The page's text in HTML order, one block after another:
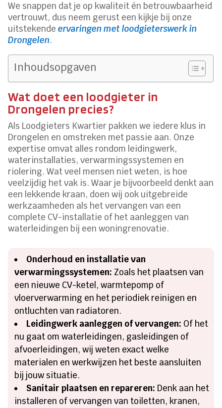
We snappen dat je op kwaliteit én betrouwbaarheid
vertrouwt, dus neem gerust een kijkje bij onze
uitstekendeervaringen met loodgieterswerk in
Drongelen.
Inhoudsopgaven
Wat doet een loodgieter in
Drongelen precies?
Als Loodgieters Kwartier pakken we iedere klus in
Drongelen en omstreken met passie aan. Onze
expertise omvat alles rondom leidingwerk,
waterinstallaties, verwarmingssystemen en
riolering. Wat veel mensen niet weten, is hoe
veelzijdig het vak is. Waar je bijvoorbeeld denkt aan
een lekkende kraan, doen wij ook uitgebreide
werkzaamheden als het vervangen van een
complete CV-installatie of het aanleggen van
waterleidingen bij een woningrenovatie.
Onderhoud en installatie van
verwarmingssystemen: Zoals het plaatsen van
een nieuwe CV-ketel, warmtepomp of
vloerverwarming en het periodiek reinigen en
ontluchten van radiatoren.
Leidingwerk aanleggen of vervangen: Of het
nu gaat om waterleidingen, gasleidingen of
afvoerleidingen, wij weten exact welke
materialen en werkwijzen het beste aansluiten
bij jouw situatie.
Sanitair plaatsen en repareren: Denk aan het
installeren of vervangen van toiletten, kranen,